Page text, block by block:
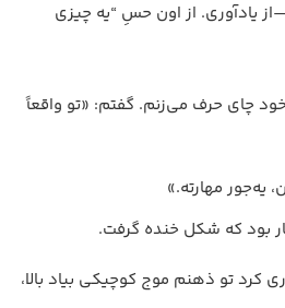
یادآوری. از اون حسِ “یه چیزی
چای حرف می‌زنم. گفتم: «تو واقعاً
یه‌جور مهارته.»
بود که شکل خنده گرفت.
کرد تو ذهنم موج کوچیکی بیاد بالا،